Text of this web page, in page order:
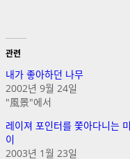
관련
내가 좋아하던 나무
2002년 9월 24일
"風景"에서
레이져 포인터를 쫓아다니는
이
2003년 1월 23일